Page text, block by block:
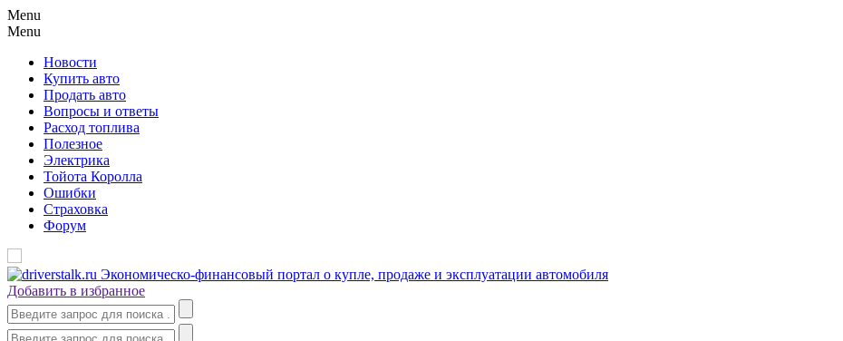
Menu
Menu
Новости
Купить авто
Продать авто
Вопросы и ответы
Расход топлива
Полезное
Электрика
Тойота Королла
Ошибки
Страховка
Форум
Добавить в избранное